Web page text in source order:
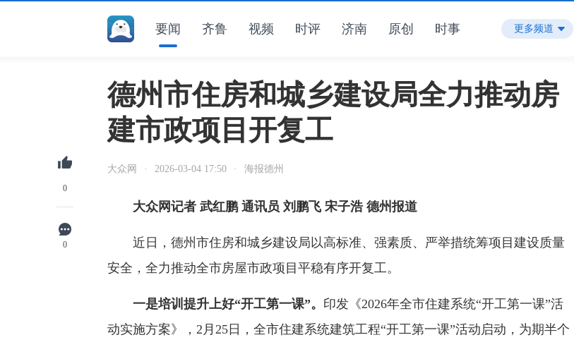
要闻 齐鲁 视频 时评 济南 原创 时事 更多频道
0
0
德州市住房和城乡建设局全力推动房
建市政项目开复工
大众网 · 2026-03-04 17:50 · 海报德州
大众网记者 武红鹏 通讯员 刘鹏飞 宋子浩 德州报道
近日，德州市住房和城乡建设局以高标准、强素质、严举措统筹项目建设质量
安全，全力推动全市房屋市政项目平稳有序开复工。
一是培训提升上好“开工第一课”。 印发《2026年全市住建系统“开工第一课”活
动实施方案》，2月25日，全市住建系统建筑工程“开工第一课”活动启动，为期半个